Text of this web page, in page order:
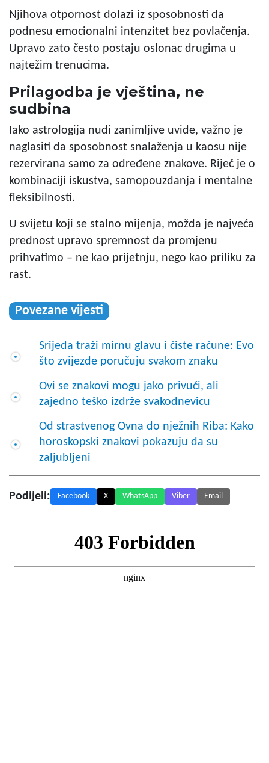
Njihova otpornost dolazi iz sposobnosti da
podnesu emocionalni intenzitet bez povlačenja.
Upravo zato često postaju oslonac drugima u
najtežim trenucima.
Prilagodba je vještina, ne
sudbina
Iako astrologija nudi zanimljive uvide, važno je
naglasiti da sposobnost snalaženja u kaosu nije
rezervirana samo za određene znakove. Riječ je o
kombinaciji iskustva, samopouzdanja i mentalne
fleksibilnosti.
U svijetu koji se stalno mijenja, možda je najveća
prednost upravo spremnost da promjenu
prihvatimo – ne kao prijetnju, nego kao priliku za
rast.
Povezane vijesti
Srijeda traži mirnu glavu i čiste račune: Evo
što zvijezde poručuju svakom znaku
Ovi se znakovi mogu jako privući, ali
zajedno teško izdrže svakodnevicu
Od strastvenog Ovna do nježnih Riba: Kako
horoskopski znakovi pokazuju da su
zaljubljeni
Podijeli: Facebook X WhatsApp Viber Email